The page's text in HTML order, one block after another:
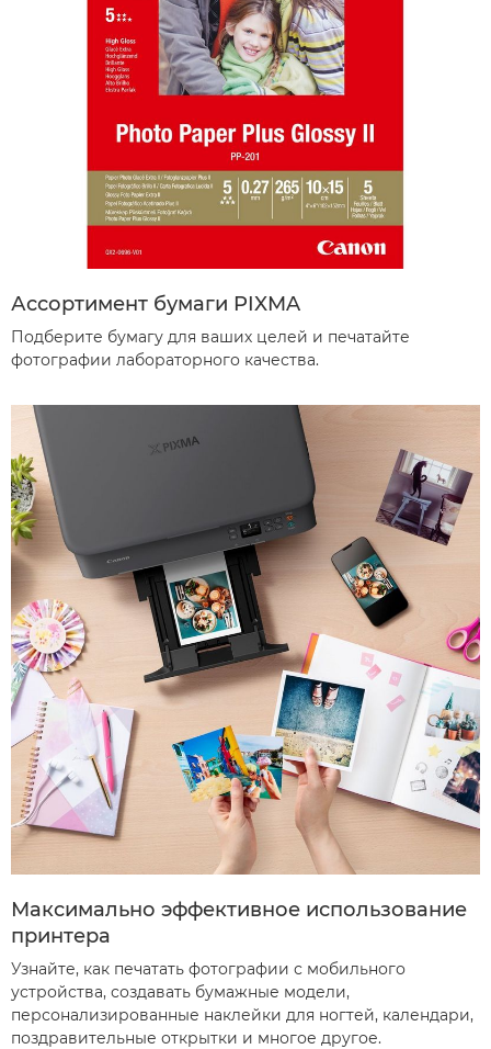
Ассортимент бумаги PIXMA
Подберите бумагу для ваших целей и печатайте
фотографии лабораторного качества.
Максимально эффективное использование
принтера
Узнайте, как печатать фотографии с мобильного
устройства, создавать бумажные модели,
персонализированные наклейки для ногтей, календари,
поздравительные открытки и многое другое.